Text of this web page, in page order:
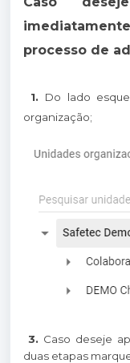
processo de
1. Do lado
organização;
3. Caso deseje
duas etapas